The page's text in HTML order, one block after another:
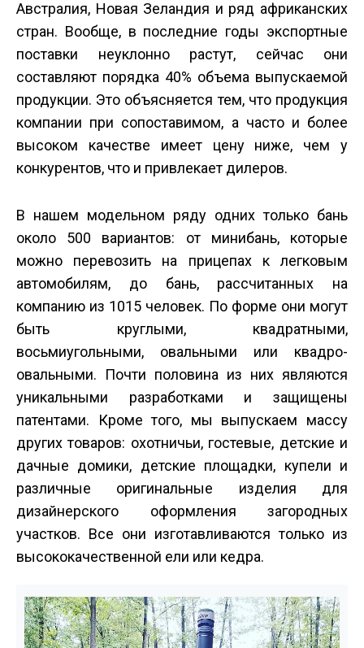
Австралия, Новая Зеландия и ряд африканских
стран. Вообще, в последние годы экспортные
поставки неуклонно растут, сейчас они
составляют порядка 40% объема выпускаемой
продукции. Это объясняется тем, что продукция
компании при сопоставимом, а часто и более
высоком качестве имеет цену ниже, чем у
конкурентов, что и привлекает дилеров.
В нашем модельном ряду одних только бань
около 500 вариантов: от мини­бань, которые
можно перевозить на прицепах к легковым
автомобилям, до бань, рассчитанных на
компанию из 10­15 человек. По форме они могут
быть круглыми, квадратными,
восьмиугольными, овальными или квадро­
овальными. Почти половина из них являются
уникальными разработками и защищены
патентами. Кроме того, мы выпускаем массу
других товаров: охотничьи, гостевые, детские и
дачные домики, детские площадки, купели и
различные оригинальные изделия для
дизайнерского оформления загородных
участков. Все они изготавливаются только из
высококачественной ели или кедра.